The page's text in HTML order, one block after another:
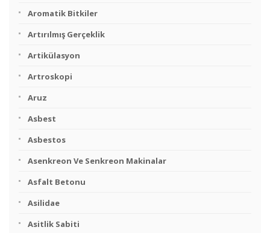
Aromatik Bitkiler
Artırılmış Gerçeklik
Artikülasyon
Artroskopi
Aruz
Asbest
Asbestos
Asenkreon Ve Senkreon Makinalar
Asfalt Betonu
Asilidae
Asitlik Sabiti